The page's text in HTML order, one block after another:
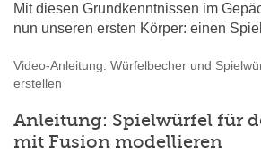
Mit diesen Grundkenntnissen im
nun unseren ersten Körper: einen
Video-Anleitung: Würfelbecher und
erstellen
Anleitung: Spielwürfel für
mit Fusion modellieren